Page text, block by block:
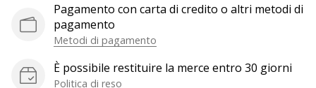
Mostra
Pagamento con carta di credito o altri metodi di
pagamento
Metodi di pagamento
È possibile restituire la merce entro 30 giorni
Politica di reso